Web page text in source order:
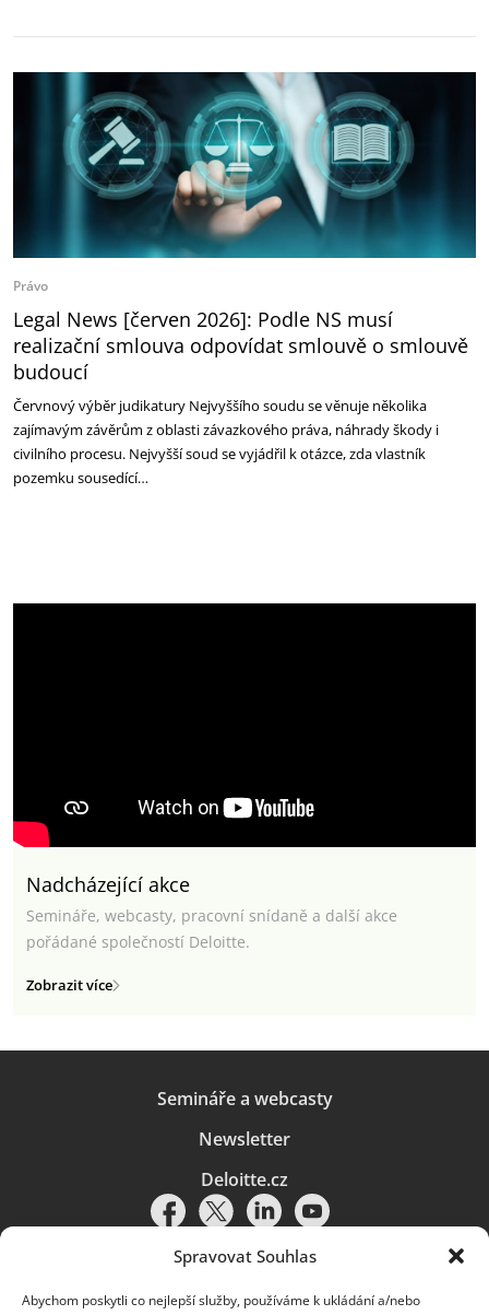
Spravovat Souhlas
Abychom poskytli co nejlepší služby, používáme k ukládání a/nebo
Právo
Legal News [červen 2026]: Podle NS musí
realizační smlouva odpovídat smlouvě o smlouvě
budoucí
Červnový výběr judikatury Nejvyššího soudu se věnuje několika
zajímavým závěrům z oblasti závazkového práva, náhrady škody i
civilního procesu. Nejvyšší soud se vyjádřil k otázce, zda vlastník
pozemku sousedící…
Nadcházející akce
Semináře, webcasty, pracovní snídaně a další akce
pořádané společností Deloitte.
Zobrazit více
Semináře a webcasty
Newsletter
Deloitte.cz